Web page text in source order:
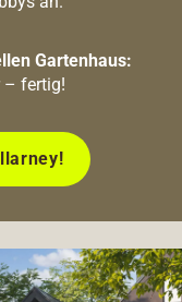
Gartenhaus:
– fertig!